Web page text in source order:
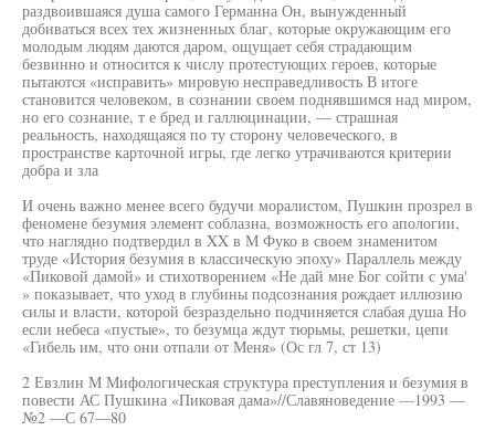
раздвоившаяся душа самого Германна Он, вынужденный
добиваться всех тех жизненных благ, которые окружающим его
молодым людям даются даром, ощущает себя страдающим
безвинно и относится к числу протестующих героев, которые
пытаются «исправить» мировую несправедливость В итоге
становится человеком, в сознании своем поднявшимся над миром,
но его сознание, т е бред и галлюцинации, — страшная
реальность, находящаяся по ту сторону человеческого, в
пространстве карточной игры, где легко утрачиваются критерии
добра и зла
И очень важно менее всего будучи моралистом, Пушкин прозрел в
феномене безумия элемент соблазна, возможность его апологии,
что наглядно подтвердил в XX в М Фуко в своем знаменитом
труде «История безумия в классическую эпоху» Параллель между
«Пиковой дамой» и стихотворением «Не дай мне Бог сойти с ума'
» показывает, что уход в глубины подсознания рождает иллюзию
силы и власти, которой безраздельно подчиняется слабая душа Но
если небеса «пустые», то безумца ждут тюрьмы, решетки, цепи
«Гибель им, что они отпали от Меня» (Ос гл 7, ст 13)
2 Евзлин М Мифологическая структура преступления и безумия в
повести АС Пушкина «Пиковая дама»//Славяноведение —1993 —
№2 —С 67—80